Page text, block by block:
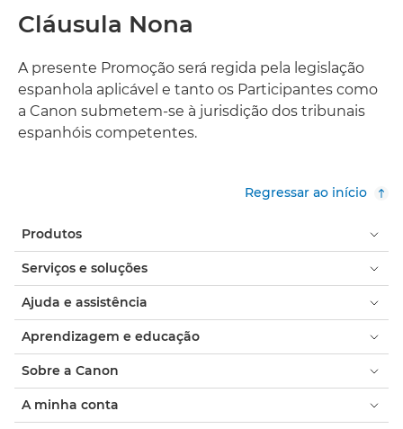
Cláusula Nona
A presente Promoção será regida pela legislação
espanhola aplicável e tanto os Participantes como
a Canon submetem-se à jurisdição dos tribunais
espanhóis competentes.
Regressar ao início
Produtos
Serviços e soluções
Ajuda e assistência
Aprendizagem e educação
Sobre a Canon
A minha conta